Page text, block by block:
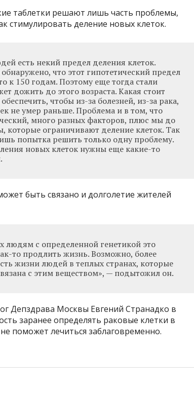
таблетки решают лишь часть проблемы,
стимулировать деление новых клеток.
есть некий предел деления клеток.
что этот гипотетический предел
к 150 годам. Поэтому еще тогда стали
дожить до этого возраста. Какая стоит
чтобы из-за болезней, из-за рака,
не умер раньше. Проблема и в том, что
много разных факторов, плюс мы до
которые ограничивают деление клеток. Так
попытка решить только одну проблему.
новых клеток нужны еще какие-то
быть связано и долголетие жителей
людям с определенной генетикой это
то продлить жизнь. Возможно, более
жизни людей в теплых странах, которые
с этим веществом», — подытожил он.
Депздрава Москвы Евгений Странадко в
заранее определять раковые клетки в
поможет лечиться заблаговременно.